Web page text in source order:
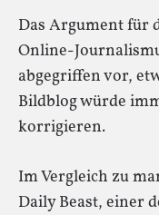
Das Argument für
Online-
abgegriffen vor,
Bildblog würde
korrigieren.
Im Vergleich zu
Daily Beast, einer